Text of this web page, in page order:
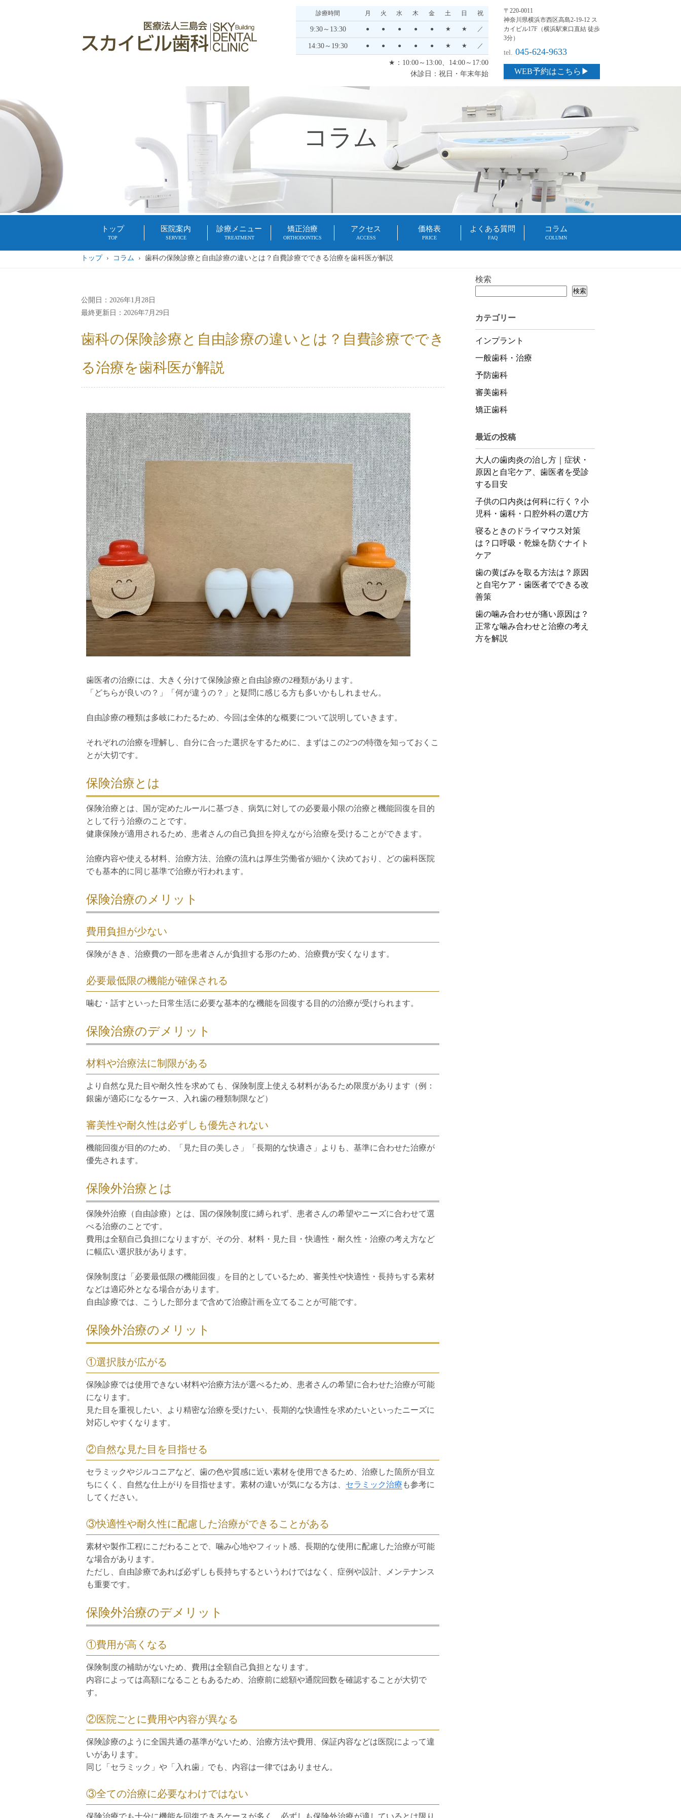
診療時間 月 火 水 木 金 土 日 祝
9:30～13:30 ● ● ● ● ● ★ ★ ／
14:30～19:30 ● ● ● ● ● ★ ★ ／
★：10:00～13:00、14:00～17:00
休診日：祝日・年末年始
〒220-0011
神奈川県横浜市西区高島2-19-12 ス
カイビル17F（横浜駅東口直結 徒歩
3分）
tel. 045-624-9633
WEB予約はこちら▶
コラム
トップ
TOP
医院案内
SERVICE
診療メニュー
TREATMENT
矯正治療
ORTHODONTICS
アクセス
ACCESS
価格表
PRICE
よくある質問
FAQ
コラム
COLUMN
トップ› コラム › 歯科の保険診療と自由診療の違いとは？自費診療でできる治療を歯科医が解説
公開日：2026年1月28日
最終更新日：2026年7月29日
歯科の保険診療と自由診療の違いとは？自費診療ででき
る治療を歯科医が解説
歯医者の治療には、大きく分けて保険診療と自由診療の2種類があります。
「どちらが良いの？」「何が違うの？」と疑問に感じる方も多いかもしれません。
自由診療の種類は多岐にわたるため、今回は全体的な概要について説明していきます。
それぞれの治療を理解し、自分に合った選択をするために、まずはこの2つの特徴を知っておくこ
とが大切です。
保険治療とは
保険治療とは、国が定めたルールに基づき、病気に対しての必要最小限の治療と機能回復を目的
として行う治療のことです。
健康保険が適用されるため、患者さんの自己負担を抑えながら治療を受けることができます。
治療内容や使える材料、治療方法、治療の流れは厚生労働省が細かく決めており、どの歯科医院
でも基本的に同じ基準で治療が行われます。
保険治療のメリット
費用負担が少ない
保険がきき、治療費の一部を患者さんが負担する形のため、治療費が安くなります。
必要最低限の機能が確保される
噛む・話すといった日常生活に必要な基本的な機能を回復する目的の治療が受けられます。
保険治療のデメリット
材料や治療法に制限がある
より自然な見た目や耐久性を求めても、保険制度上使える材料があるため限度があります（例：
銀歯が適応になるケース、入れ歯の種類制限など）
審美性や耐久性は必ずしも優先されない
機能回復が目的のため、「見た目の美しさ」「長期的な快適さ」よりも、基準に合わせた治療が
優先されます。
保険外治療とは
保険外治療（自由診療）とは、国の保険制度に縛られず、患者さんの希望やニーズに合わせて選
べる治療のことです。
費用は全額自己負担になりますが、その分、材料・見た目・快適性・耐久性・治療の考え方など
に幅広い選択肢があります。
保険制度は「必要最低限の機能回復」を目的としているため、審美性や快適性・長持ちする素材
などは適応外となる場合があります。
自由診療では、こうした部分まで含めて治療計画を立てることが可能です。
保険外治療のメリット
①選択肢が広がる
保険診療では使用できない材料や治療方法が選べるため、患者さんの希望に合わせた治療が可能
になります。
見た目を重視したい、より精密な治療を受けたい、長期的な快適性を求めたいといったニーズに
対応しやすくなります。
②自然な見た目を目指せる
セラミックやジルコニアなど、歯の色や質感に近い素材を使用できるため、治療した箇所が目立
ちにくく、自然な仕上がりを目指せます。素材の違いが気になる方は、 セラミック治療 も参考に
してください。
③快適性や耐久性に配慮した治療ができることがある
素材や製作工程にこだわることで、噛み心地やフィット感、長期的な使用に配慮した治療が可能
な場合があります。
ただし、自由診療であれば必ずしも長持ちするというわけではなく、症例や設計、メンテナンス
も重要です。
保険外治療のデメリット
①費用が高くなる
保険制度の補助がないため、費用は全額自己負担となります。
内容によっては高額になることもあるため、治療前に総額や通院回数を確認することが大切で
す。
②医院ごとに費用や内容が異なる
保険診療のように全国共通の基準がないため、治療方法や費用、保証内容などは医院によって違
いがあります。
同じ「セラミック」や「入れ歯」でも、内容は一律ではありません。
③全ての治療に必要なわけではない
保険治療でも十分に機能を回復できるケースが多く、必ずしも保険外治療が適しているとは限り
検索
検索
カテゴリー
インプラント
一般歯科・治療
予防歯科
審美歯科
矯正歯科
最近の投稿
大人の歯肉炎の治し方｜症状・
原因と自宅ケア、歯医者を受診
する目安
子供の口内炎は何科に行く？小
児科・歯科・口腔外科の選び方
寝るときのドライマウス対策
は？口呼吸・乾燥を防ぐナイト
ケア
歯の黄ばみを取る方法は？原因
と自宅ケア・歯医者でできる改
善策
歯の噛み合わせが痛い原因は？
正常な噛み合わせと治療の考え
方を解説